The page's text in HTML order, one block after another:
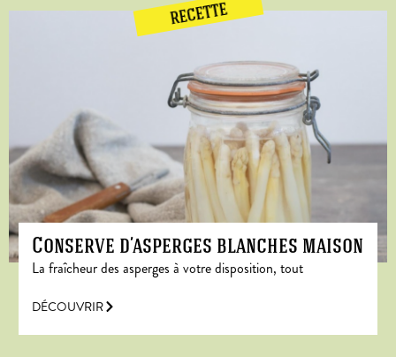
RECETTE
Conserve d’asperges blanches maison
La fraîcheur des asperges à votre disposition, tout
DÉCOUVRIR